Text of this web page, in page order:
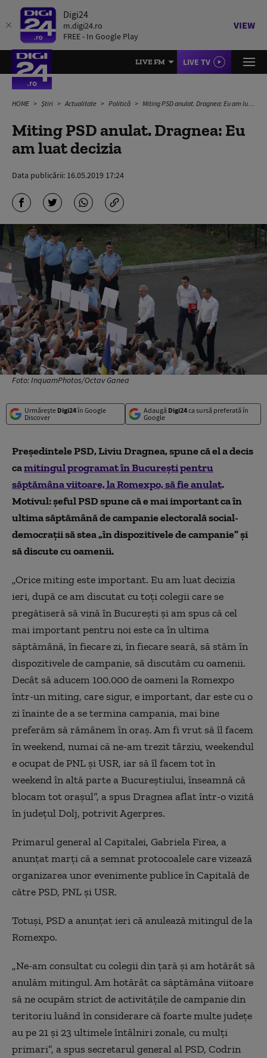
Digi24
m.digi24.ro
FREE - In Google Play
VIEW
LIVE FM LIVE TV
HOME Știri Actualitate Politică Miting PSD anulat. Dragnea: Eu am luat decizia
Miting PSD anulat. Dragnea: Eu
am luat decizia
Data publicării: 16.05.2019 17:24
Foto: InquamPhotos/Octav Ganea
Urmărește Digi24în Google
Discover
Adaugă Digi24ca sursă preferată în
Google
Preşedintele PSD, Liviu Dragnea, spune că el a decis
camitingul programat în Bucureşti pentru
săptămâna viitoare, la Romexpo, să fie anulat.
Motivul: șeful PSD spune că e mai important ca în
ultima săptămână de campanie electorală social-
democraţii să stea „în dispozitivele de campanie” şi
să discute cu oamenii.
„Orice miting este important. Eu am luat decizia
ieri, după ce am discutat cu toţi colegii care se
pregătiseră să vină în Bucureşti şi am spus că cel
mai important pentru noi este ca în ultima
săptămână, în fiecare zi, în fiecare seară, să stăm în
dispozitivele de campanie, să discutăm cu oamenii.
Decât să aducem 100.000 de oameni la Romexpo
într-un miting, care sigur, e important, dar este cu o
zi înainte de a se termina campania, mai bine
preferăm să rămânem în oraş. Am fi vrut să îl facem
în weekend, numai că ne-am trezit târziu, weekendul
e ocupat de PNL şi USR, iar să îl facem tot în
weekend în altă parte a Bucureştiului, înseamnă că
blocam tot oraşul”, a spus Dragnea aflat într-o vizită
în judeţul Dolj, potrivit Agerpres.
Primarul general al Capitalei, Gabriela Firea, a
anunţat marţi că a semnat protocoalele care vizează
organizarea unor evenimente publice în Capitală de
către PSD, PNL şi USR.
Totuși, PSD a anunțat ieri că anulează mitingul de la
Romexpo.
„Ne-am consultat cu colegii din ţară şi am hotărât să
anulăm mitingul. Am hotărât ca săptămâna viitoare
să ne ocupăm strict de activităţile de campanie din
teritoriu luând în considerare că foarte multe judeţe
au pe 21 şi 23 ultimele întâlniri zonale, cu mulţi
primari”, a spus secretarul general al PSD, Codrin